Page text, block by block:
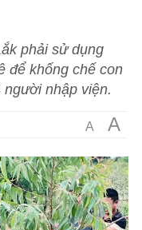
phải sử dụng
để khống chế con
nhập viện.
A A